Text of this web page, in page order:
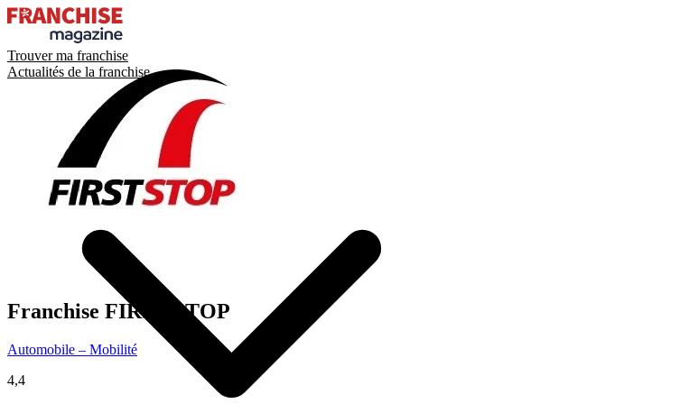
Trouver ma franchise
Actualités de la franchise
Franchise FIRST STOP
Automobile – Mobilité
4,4